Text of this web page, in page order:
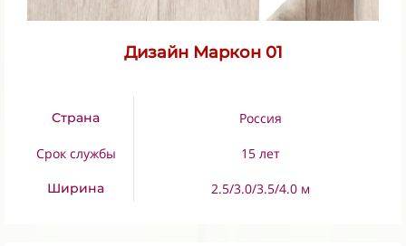
Дизайн Маркон 01
Страна
Срок службы
Ширина
Россия
15 лет
2.5/3.0/3.5/4.0 м